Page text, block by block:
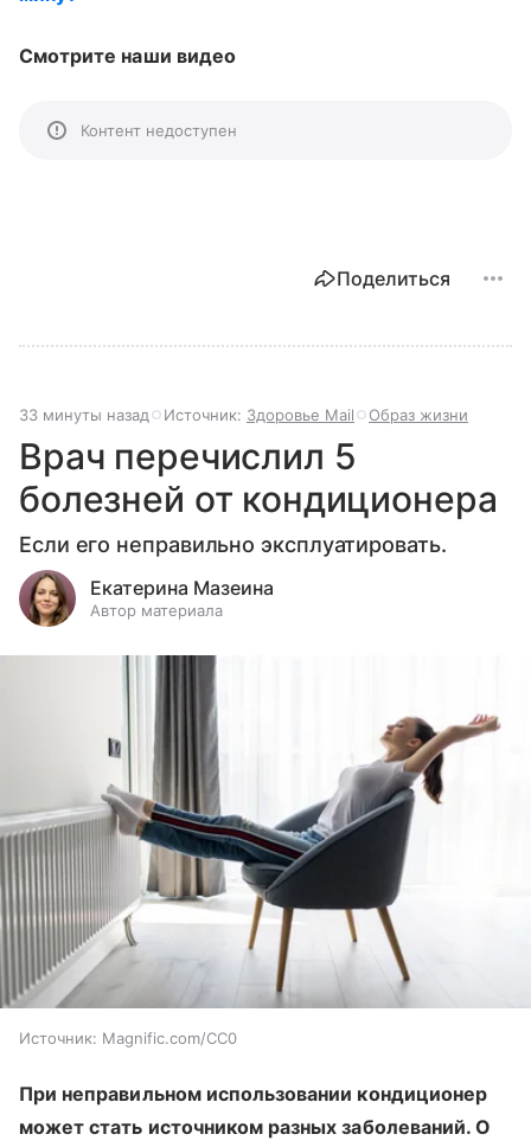
Смотрите наши видео
Контент недоступен
Поделиться
33 минуты назад Источник: Здоровье Mail Образ жизни
Врач перечислил 5
болезней от кондиционера
Если его неправильно эксплуатировать.
Екатерина Мазеина
Автор материала
Источник: Magnific.com/CC0
При неправильном использовании кондиционер
может стать источником разных заболеваний. О